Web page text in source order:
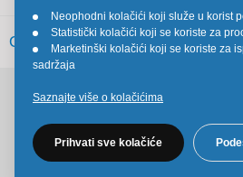
OSTALO
•
Neophodni kolačići koji služe u korist
•
Statistički kolačići koji se koriste za
•
Marketinški kolačići koji se koriste za
sadržaja
Saznajte više o kolačićima
Prihvati sve kolačiće